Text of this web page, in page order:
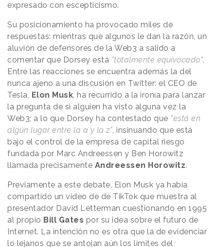
expresado con escepticismo.
Su posicionamiento ha provocado miles de
respuestas: mientras que algunos le dan la razón, un
aluvión de defensores de la Web3 a salido a
comentar que Dorsey está "totalmente equivocado".
Entre las reacciones se encuentra además la del
nunca ajeno a una discusión en Twitter: el CEO de
Tesla, Elon Musk, ha recurrido a la ironía para lanzar
la pregunta de si alguien ha visto alguna vez la
Web3; a lo que Dorsey ha contestado que "está en
algún lugar entre la a y la z", insinuando que está
bajo el control de la empresa de capital riesgo
fundada por Marc Andreessen y Ben Horowitz
llamada precisamente Andreessen Horowitz.
Previamente a este debate, Elon Musk ya había
compartido un vídeo de de TikTok que muestra al
presentador David Letterman cuestionando en 1995
al propio Bill Gates por su idea sobre el futuro de
Internet. La intención no es otra que la de evidenciar
lo lejanos que se antojan aún los límites del